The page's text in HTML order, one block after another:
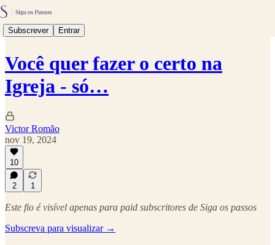
Subscrever Entrar
Você quer fazer o certo na
Igreja - só…
Victor Romão
nov 19, 2024
10
2 1
Este fio é visível apenas para paid subscritores de Siga os passos
Subscreva para visualizar →